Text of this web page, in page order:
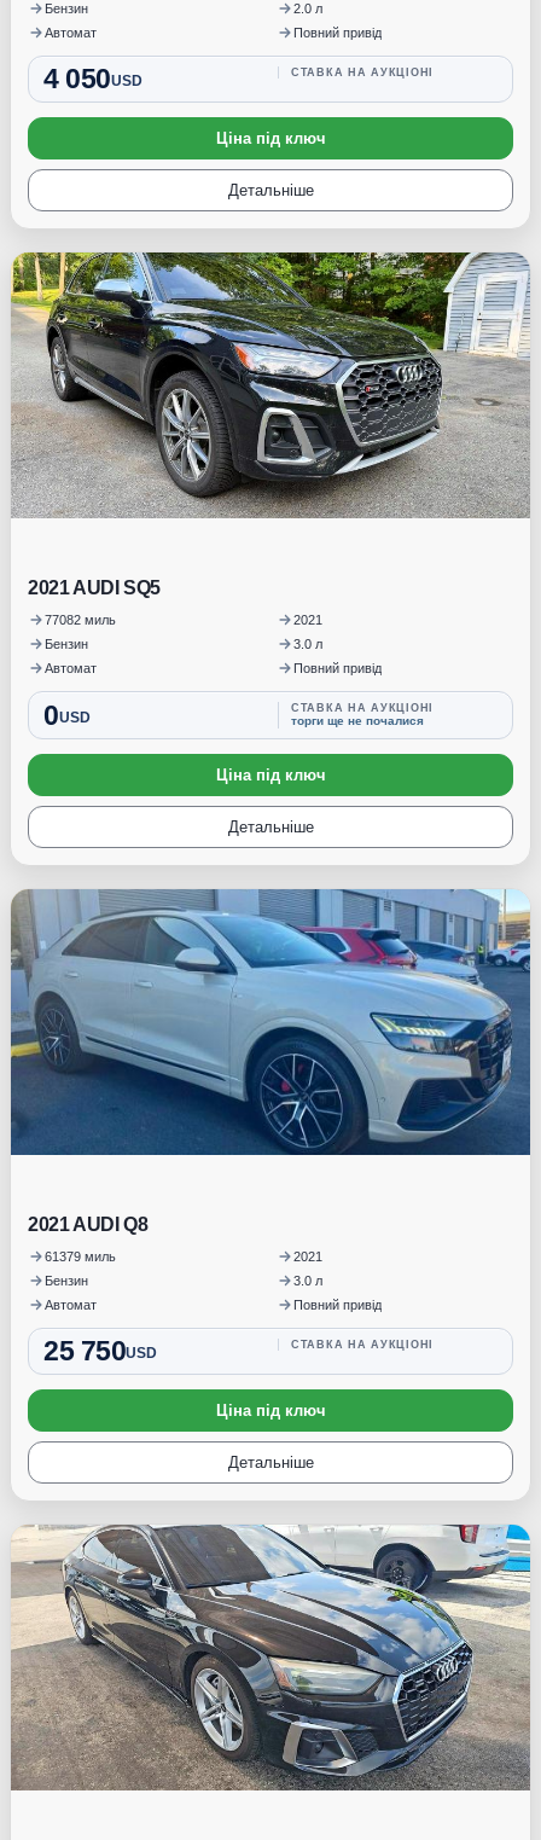
Бензин
2.0 л
Автомат
Повний привід
4 050USD СТАВКА НА АУКЦІОНІ
Ціна під ключ
Детальніше
Під замовлення
2021 AUDI SQ5
77082 миль
2021
Бензин
3.0 л
Автомат
Повний привід
0USD
СТАВКА НА АУКЦІОНІ
торги ще не почалися
Ціна під ключ
Детальніше
Під замовлення
2021 AUDI Q8
61379 миль
2021
Бензин
3.0 л
Автомат
Повний привід
25 750USD СТАВКА НА АУКЦІОНІ
Ціна під ключ
Детальніше
Під замовлення